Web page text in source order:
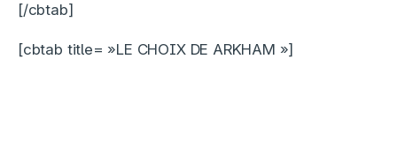
[/cbtab]
[cbtab title= »LE CHOIX DE ARKHAM »]